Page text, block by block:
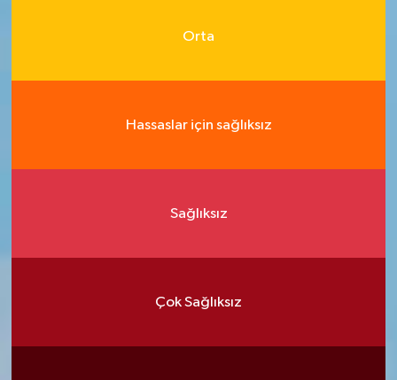
Orta
Hassaslar için sağlıksız
Sağlıksız
Çok Sağlıksız